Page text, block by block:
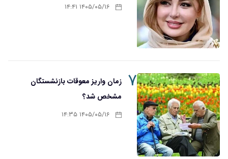
۱۴۰۵/۰۵/۱۶ ۱۴:۴۱
۷ زمان واریز معوقات بازنشستگان
مشخص شد؟
۱۴۰۵/۰۵/۱۶ ۱۴:۳۵